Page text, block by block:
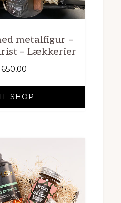
metalfigur –
– Lækkerier
650,00
SHOP